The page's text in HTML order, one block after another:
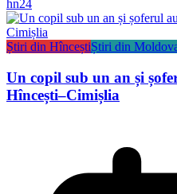
hn24
Știri din HînceștiȘtiri din
Un copil sub un an și
Hîncești–Cimișlia